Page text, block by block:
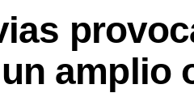
amplio